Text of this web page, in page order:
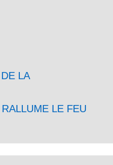
LA
LE FEU